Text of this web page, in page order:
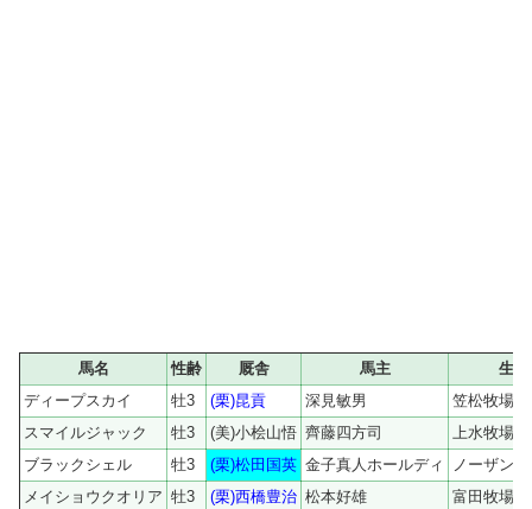
馬名 性齢 厩舎 馬主
生
ディープスカイ
牡3 (栗)昆貢 深見敏男
笠松牧場
スマイルジャック
牡3 (美)小桧山悟 齊藤四方司
上水牧場
ブラックシェル
牡3 (栗)松田国英 金子真人ホールディ
ノーザン
メイショウクオリア 牡3 (栗)西橋豊治 松本好雄
富田牧場